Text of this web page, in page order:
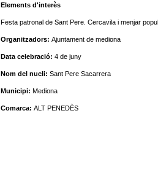
Elements d'interès
Festa patronal de Sant Pere. Cercavila i menjar
Organitzadors: Ajuntament de mediona
Data celebració: 4 de juny
Nom del nucli: Sant Pere Sacarrera
Municipi: Mediona
Comarca: ALT PENEDÈS